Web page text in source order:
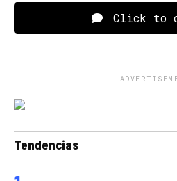
Click to
Tendencias